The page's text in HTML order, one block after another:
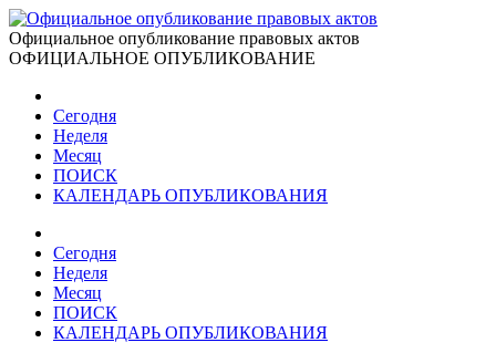
Официальное опубликование правовых актов
ОФИЦИАЛЬНОЕ ОПУБЛИКОВАНИЕ
Сегодня
Неделя
Месяц
ПОИСК
КАЛЕНДАРЬ ОПУБЛИКОВАНИЯ
Сегодня
Неделя
Месяц
ПОИСК
КАЛЕНДАРЬ ОПУБЛИКОВАНИЯ